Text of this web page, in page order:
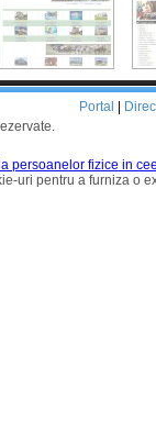
Portal
persoanelor fizice in
uri pentru a furniza o